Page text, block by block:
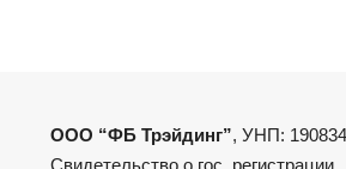
ООО “ФБ Трэйдинг”, УНП:
Свидетельство о гос. регистрации